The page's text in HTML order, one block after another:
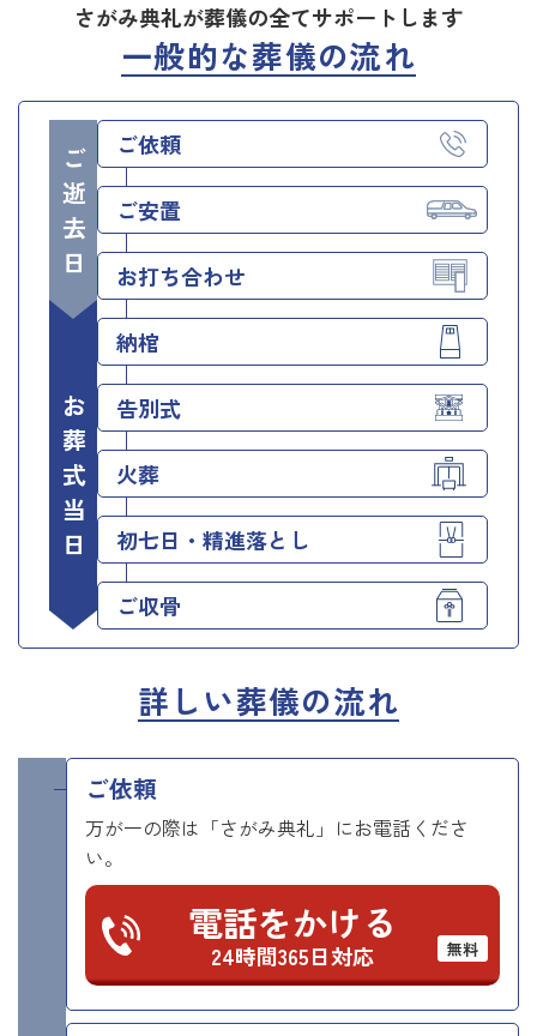
さがみ典礼が葬儀の全てサポートします
一般的な葬儀の流れ
ご逝去日 ご依頼
ご安置
お打ち合わせ
お葬式当日
納棺
告別式
火葬
初七日・精進落とし
ご収骨
詳しい葬儀の流れ
ご依頼
万が一の際は「さがみ典礼」にお電話くださ
い。
電話をかける
24時間365日対応 無料